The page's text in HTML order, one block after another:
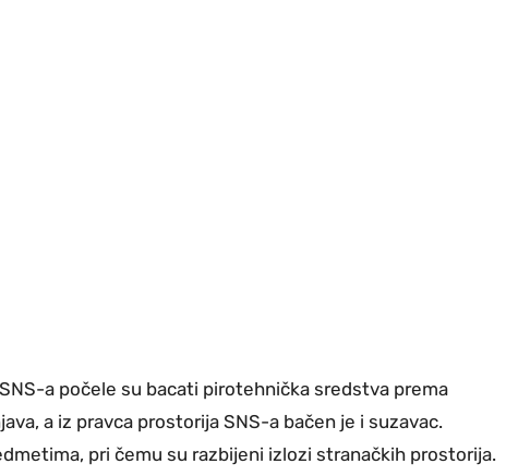
a počele su bacati pirotehnička sredstva prema
a iz pravca prostorija SNS-a bačen je i suzavac.
pri čemu su razbijeni izlozi stranačkih prostorija.